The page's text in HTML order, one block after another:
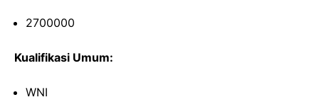
2700000
Kualifikasi Umum:
WNI